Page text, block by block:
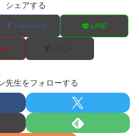
シェアする
Facebook LINE
先生をフォローする